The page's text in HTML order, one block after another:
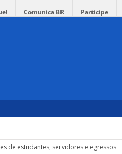
Comunica BR Participe
de estudantes, servidores e egressos